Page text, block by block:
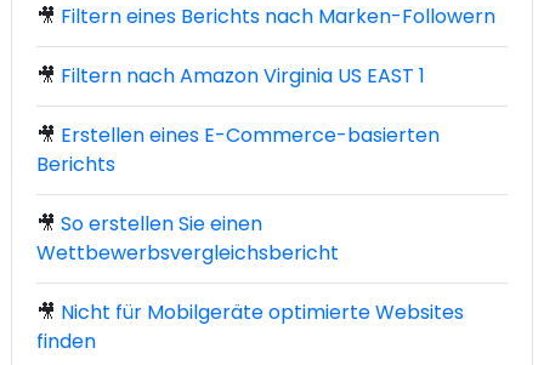
🎥 Filtern eines Berichts nach Marken-Followern
🎥 Filtern nach Amazon Virginia US EAST 1
🎥 Erstellen eines E-Commerce-basierten
Berichts
🎥 So erstellen Sie einen
Wettbewerbsvergleichsbericht
🎥 Nicht für Mobilgeräte optimierte Websites
finden